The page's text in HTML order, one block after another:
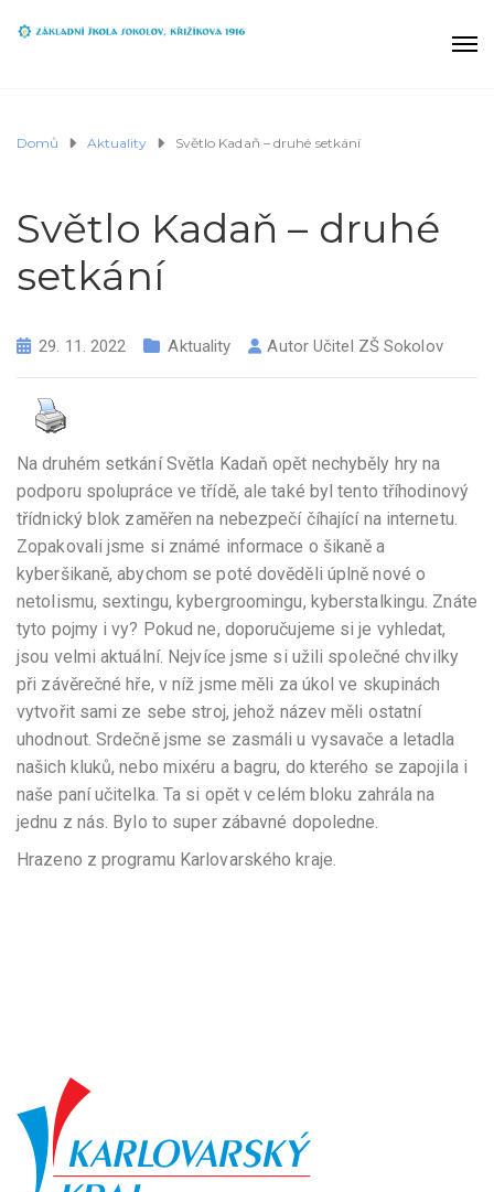
Domů Aktuality Světlo Kadaň – druhé setkání
Světlo Kadaň – druhé
setkání
29. 11. 2022 Aktuality AutorUčitel ZŠ Sokolov
Na druhém setkání Světla Kadaň opět nechyběly hry na
podporu spolupráce ve třídě, ale také byl tento tříhodinový
třídnický blok zaměřen na nebezpečí číhající na internetu.
Zopakovali jsme si známé informace o šikaně a
kyberšikaně, abychom se poté dověděli úplně nové o
netolismu, sextingu, kybergroomingu, kyberstalkingu. Znáte
tyto pojmy i vy? Pokud ne, doporučujeme si je vyhledat,
jsou velmi aktuální. Nejvíce jsme si užili společné chvilky
při závěrečné hře, v níž jsme měli za úkol ve skupinách
vytvořit sami ze sebe stroj, jehož název měli ostatní
uhodnout. Srdečně jsme se zasmáli u vysavače a letadla
našich kluků, nebo mixéru a bagru, do kterého se zapojila i
naše paní učitelka. Ta si opět v celém bloku zahrála na
jednu z nás. Bylo to super zábavné dopoledne.
Hrazeno z programu Karlovarského kraje.